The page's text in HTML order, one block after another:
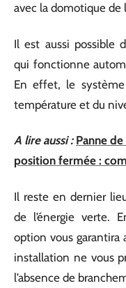
avec la domotique de
Il est aussi possible
qui fonctionne
En effet, le
température et du
A lire aussi : Panne
position fermée :
Il reste en dernier
de l’énergie verte.
option vous garantira
installation ne vous
l’absence de